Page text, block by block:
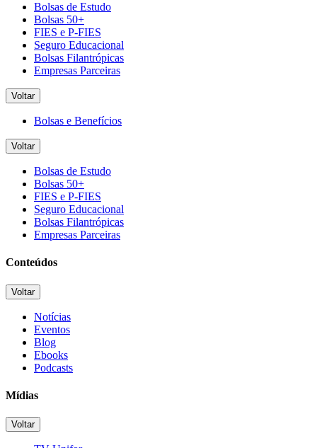
Bolsas de Estudo
Bolsas 50+
FIES e P-FIES
Seguro Educacional
Bolsas Filantrópicas
Empresas Parceiras
Voltar
Bolsas e Benefícios
Voltar
Bolsas de Estudo
Bolsas 50+
FIES e P-FIES
Seguro Educacional
Bolsas Filantrópicas
Empresas Parceiras
Conteúdos
Voltar
Notícias
Eventos
Blog
Ebooks
Podcasts
Mídias
Voltar